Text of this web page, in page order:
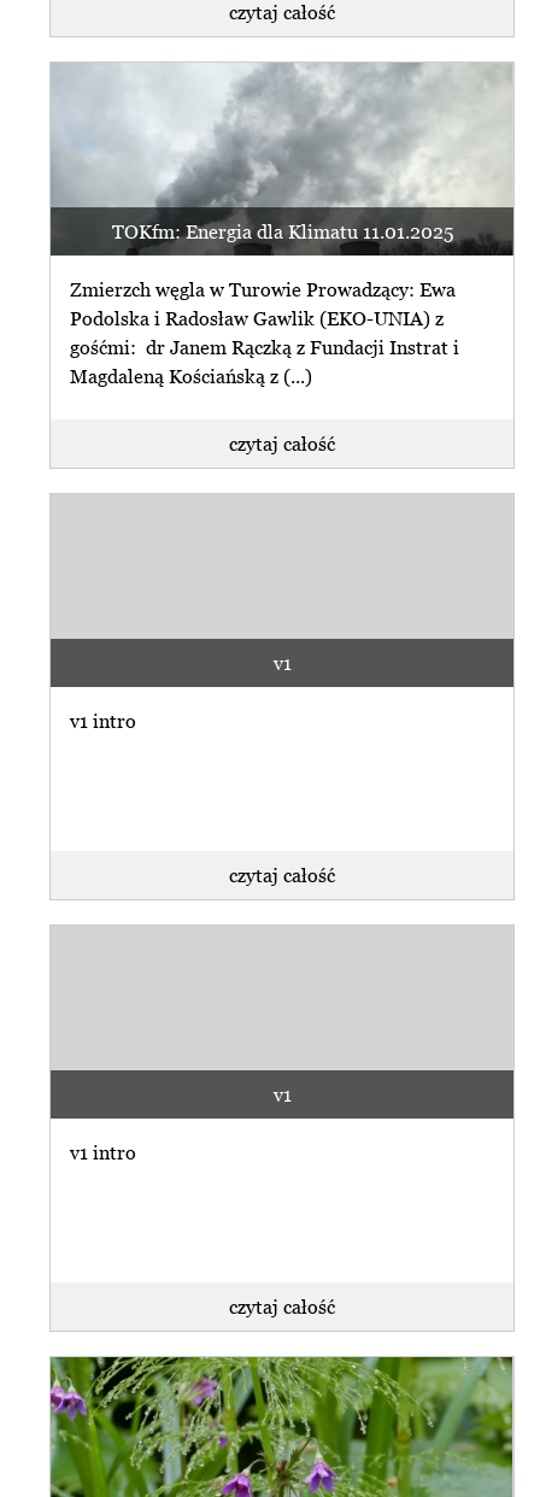
czytaj całość
TOKfm: Energia dla Klimatu 11.01.2025
Zmierzch węgla w Turowie Prowadzący: Ewa
Podolska i Radosław Gawlik (EKO-UNIA) z
gośćmi: dr Janem Rączką z Fundacji Instrat i
Magdaleną Kościańską z (...)
czytaj całość
v1
v1 intro
czytaj całość
v1
v1 intro
czytaj całość